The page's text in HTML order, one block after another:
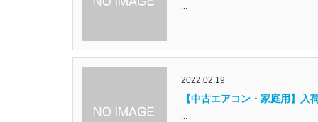
...
2022.02.19
【中古エアコン・家庭用】入
...